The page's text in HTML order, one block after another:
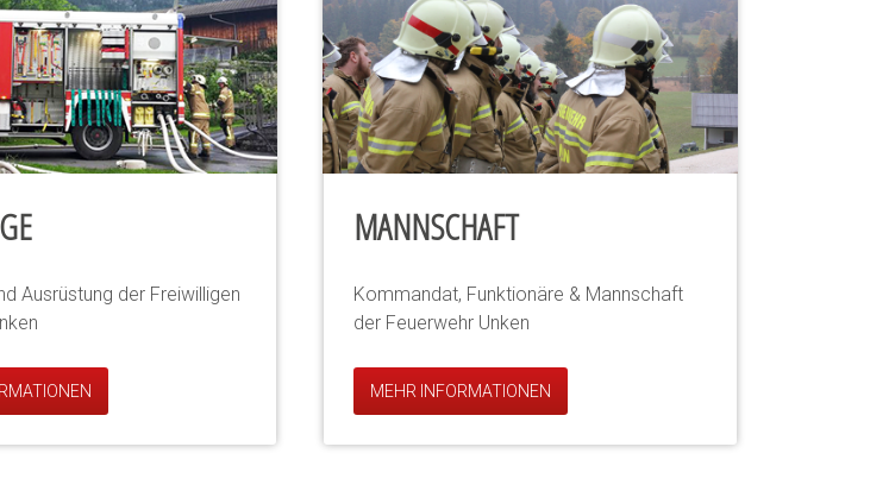
Ausrüstung der Freiwilligen
MANNSCHAFT
Kommandat, Funktionäre & Mannschaft
der Feuerwehr Unken
MEHR INFORMATIONEN